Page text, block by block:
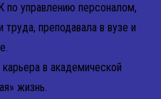
по управлению персоналом,
преподавала в вузе и
в академической
жизнь.